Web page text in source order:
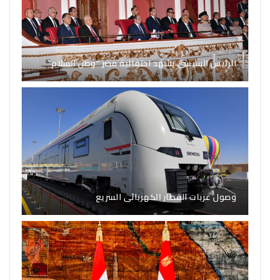
الرئيس السيسي يشهد احتفالية مصر “وطن السلام”
وصول عربات القطار الكهربائى السريع